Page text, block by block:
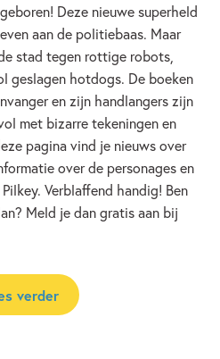
Deze nieuwe superheld
aan de politiebaas. Maar
stad tegen rottige robots,
geslagen hotdogs. De boeken
en zijn handlangers zijn
met bizarre tekeningen en
pagina vind je nieuws over
over de personages en
Verblaffend handig! Ben
Meld je dan gratis aan bij
verder